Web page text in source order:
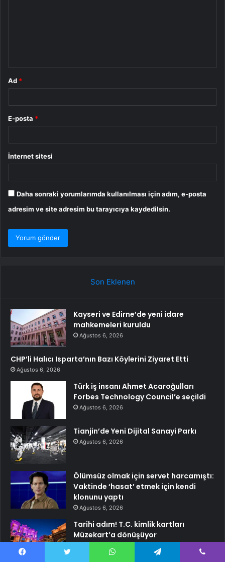
Ad *
E-posta *
İnternet sitesi
Daha sonraki yorumlarımda kullanılması için adım, e-posta
adresim ve site adresim bu tarayıcıya kaydedilsin.
Son Eklenen
Kayseri ve Edirne’de yeni idare
mahkemeleri kuruldu
Ağustos 6, 2026
CHP’li Halıcı Isparta’nın Bazı Köylerini Ziyaret Etti
Ağustos 6, 2026
Türk iş insanı Ahmet Acaroğulları
Forbes Technology Council’e seçildi
Ağustos 6, 2026
Tianjin’de Yeni Dijital Sanayi Parkı
Ağustos 6, 2026
Ölümsüz olmak için servet harcamıştı:
Vaktinde ‘hasat’ etmek için kendi
klonunu yaptı
Ağustos 6, 2026
Tarihi adım! T.C. kimlik kartları
Müzekart’a dönüşüyor